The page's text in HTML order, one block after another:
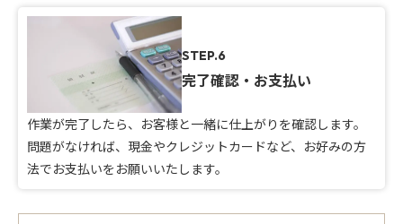
STEP.6
完了確認・お支払い
作業が完了したら、お客様と一緒に仕上がりを確認します。
問題がなければ、現金やクレジットカードなど、お好みの方
法でお支払いをお願いいたします。